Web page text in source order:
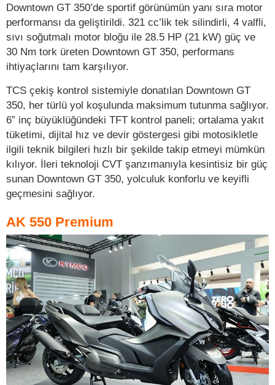
Downtown GT 350’de sportif görünümün yanı sıra motor
performansı da geliştirildi. 321 cc’lik tek silindirli, 4 valfli,
sıvı soğutmalı motor bloğu ile 28.5 HP (21 kW) güç ve
30 Nm tork üreten Downtown GT 350, performans
ihtiyaçlarını tam karşılıyor.
TCS çekiş kontrol sistemiyle donatılan Downtown GT
350, her türlü yol koşulunda maksimum tutunma sağlıyor.
6” inç büyüklüğündeki TFT kontrol paneli; ortalama yakıt
tüketimi, dijital hız ve devir göstergesi gibi motosikletle
ilgili teknik bilgileri hızlı bir şekilde takip etmeyi mümkün
kılıyor. İleri teknoloji CVT şanzımanıyla kesintisiz bir güç
sunan Downtown GT 350, yolculuk konforlu ve keyifli
geçmesini sağlıyor.
AK 550 Premium